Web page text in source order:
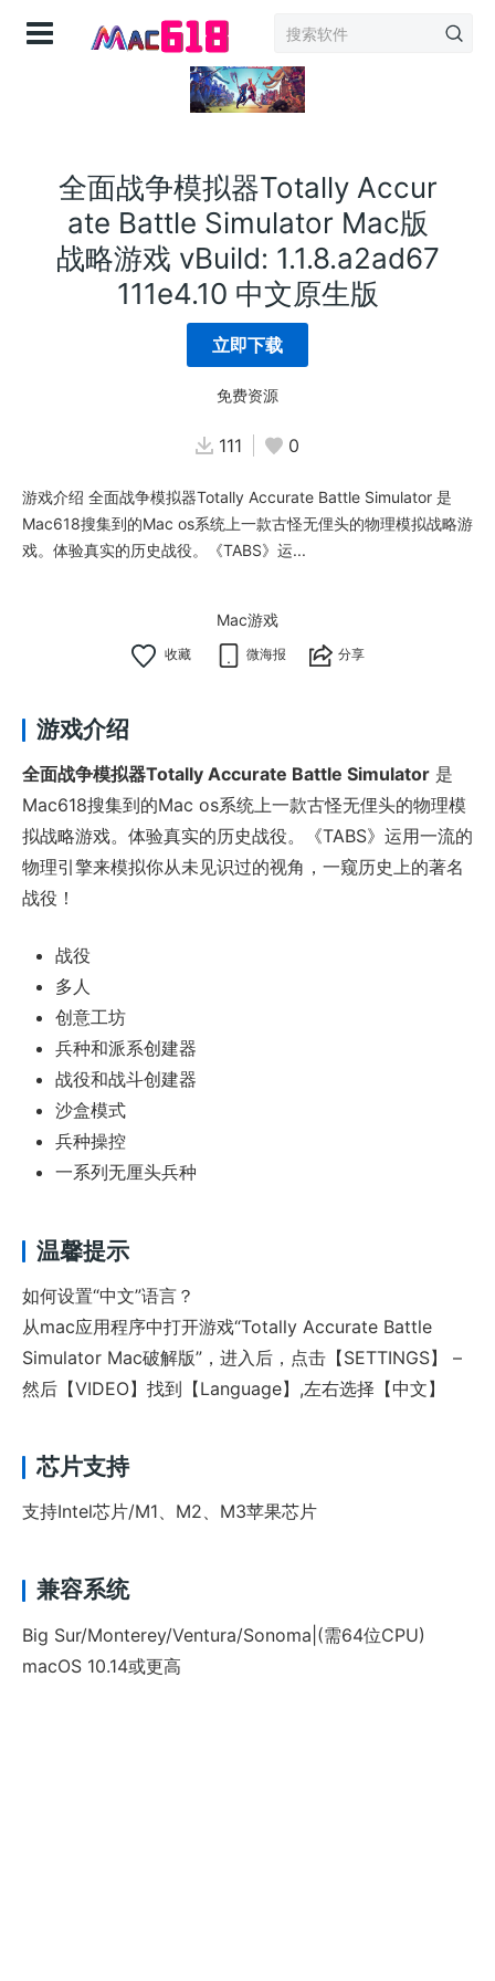
全面战争模拟器Totally Accur
ate Battle Simulator Mac版
战略游戏 vBuild: 1.1.8.a2ad67
111e4.10 中文原生版
立即下载
免费资源
111 0
游戏介绍 全面战争模拟器Totally Accurate Battle Simulator 是
Mac618搜集到的Mac os系统上一款古怪无俚头的物理模拟战略游
戏。体验真实的历史战役。《TABS》运...
Mac游戏
微海报 分享
游戏介绍
全面战争模拟器Totally Accurate Battle Simulator 是
Mac618搜集到的Mac os系统上一款古怪无俚头的物理模
拟战略游戏。体验真实的历史战役。《TABS》运用一流的
物理引擎来模拟你从未见识过的视角，一窥历史上的著名
战役！
战役
多人
创意工坊
兵种和派系创建器
战役和战斗创建器
沙盒模式
兵种操控
一系列无厘头兵种
温馨提示
如何设置“中文”语言？
从mac应用程序中打开游戏“Totally Accurate Battle
Simulator Mac破解版”，进入后，点击【SETTINGS】 –
然后【VIDEO】找到【Language】,左右选择【中文】
芯片支持
支持Intel芯片/M1、M2、M3苹果芯片
兼容系统
Big Sur/Monterey/Ventura/Sonoma|(需64位CPU)
macOS 10.14或更高